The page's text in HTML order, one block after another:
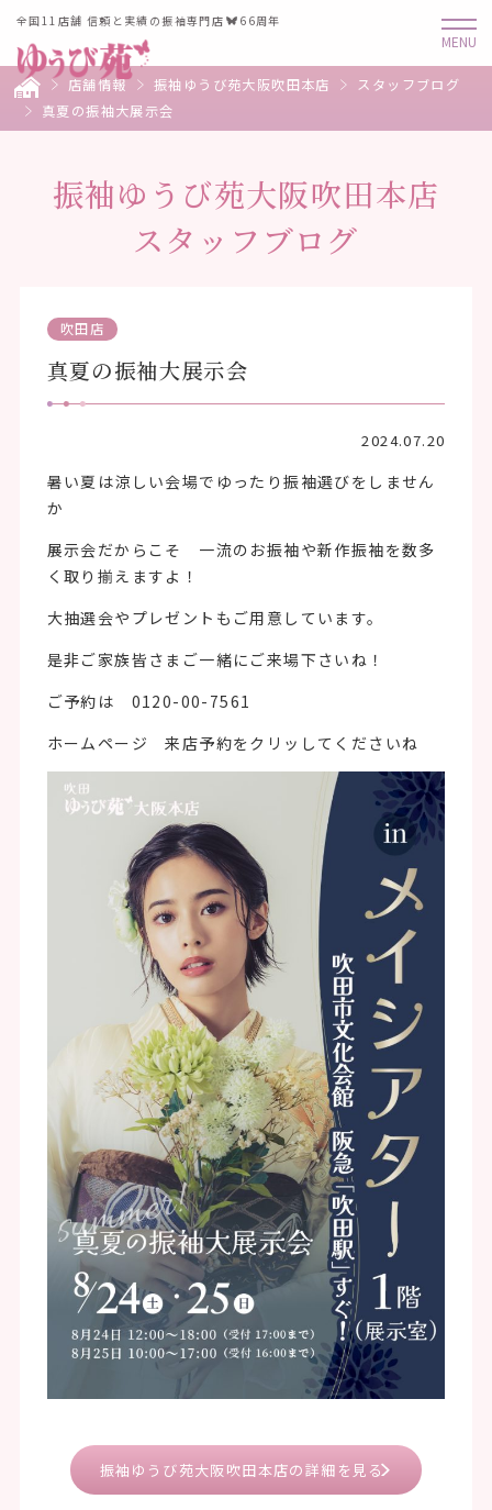
全国11店舗 信頼と実績の振袖専門店 66周年
店舗情報 振袖ゆうび苑大阪吹田本店
スタッフブログ
真夏の振袖大展示会
振袖ゆうび苑大阪吹田本店
スタッフブログ
吹田店
真夏の振袖大展示会
2024.07.20
暑い夏は涼しい会場でゆったり振袖選びをしません
か
展示会だからこそ 一流のお振袖や新作振袖を数多
く取り揃えますよ！
大抽選会やプレゼントもご用意しています。
是非ご家族皆さまご一緒にご来場下さいね！
ご予約は 0120-00-7561
ホームページ 来店予約をクリッしてくださいね
振袖ゆうび苑大阪吹田本店の詳細を見る